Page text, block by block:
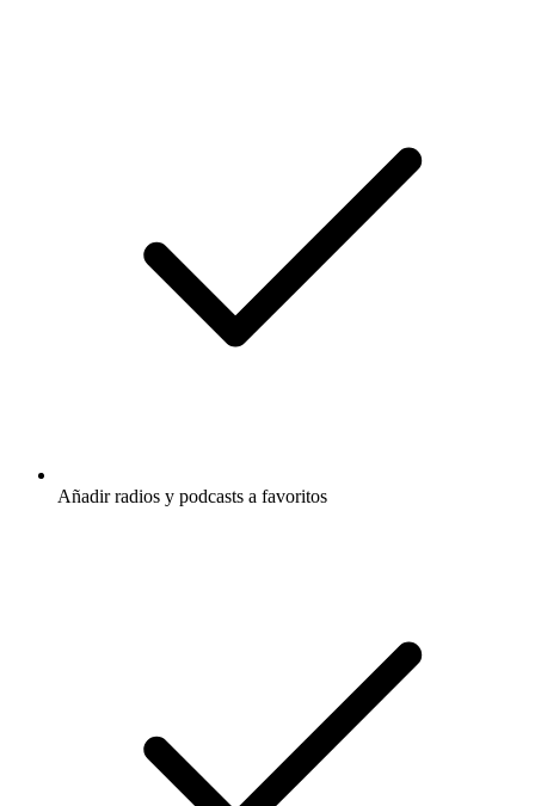
Añadir radios y podcasts a favoritos